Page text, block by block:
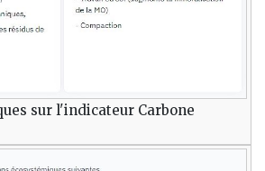
sur l'indicateur Carbone